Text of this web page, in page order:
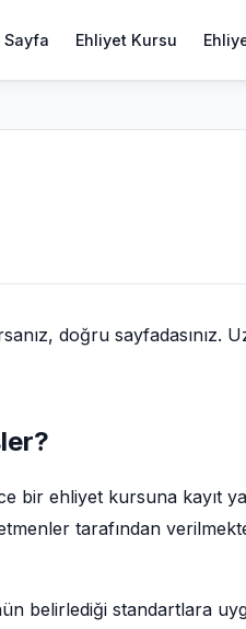
Sayfa Ehliyet Kursu
doğru sayfadasınız.
bir ehliyet kursuna kayıt
tarafından
belirlediği standartlara